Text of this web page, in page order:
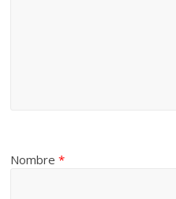
Nombre*